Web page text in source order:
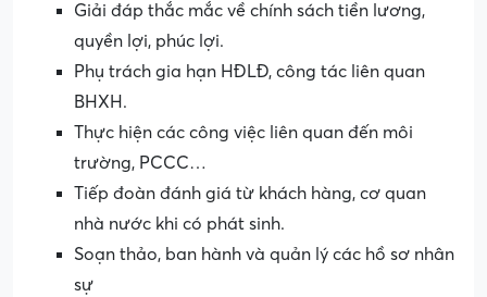
Giải đáp thắc mắc về chính sách tiền lương,
quyền lợi, phúc lợi.
Phụ trách gia hạn HĐLĐ, công tác liên quan
BHXH.
Thực hiện các công việc liên quan đến môi
trường, PCCC…
Tiếp đoàn đánh giá từ khách hàng, cơ quan
nhà nước khi có phát sinh.
Soạn thảo, ban hành và quản lý các hồ sơ nhân
sự